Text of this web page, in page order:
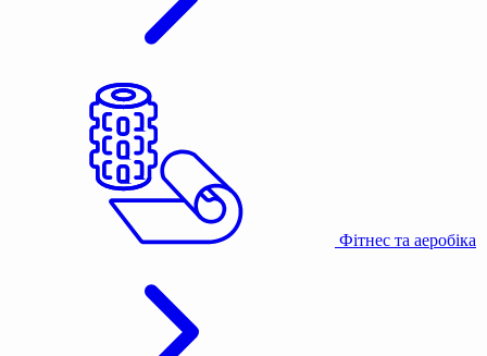
Фітнес та аеробіка